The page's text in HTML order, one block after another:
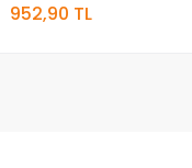
952,90 TL